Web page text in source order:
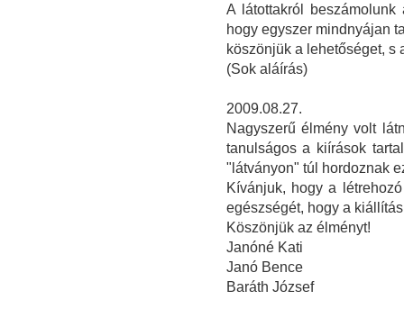
A látottakról
hogy egyszer mindnyájan
köszönjük a lehetőséget, s
(Sok aláírás)
2009.08.27.
Nagyszerű élmény volt
tanulságos a kiírások
"látványon" túl hordoznak
Kívánjuk, hogy a
egészségét, hogy a
Köszönjük az élményt!
Janóné Kati
Janó Bence
Baráth József